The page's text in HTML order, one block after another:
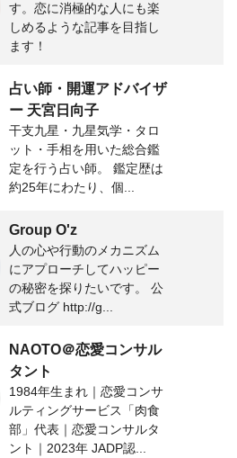
す。恋に消極的な人にも楽
しめるような記事を目指し
ます！
占い師・開運アドバイザ
ー 天宮日向子
干支九星・九星気学・タロ
ット・手相を用いた総合鑑
定を行う占い師。 鑑定歴は
約25年にわたり、個...
Group O'z
人の心や行動のメカニズム
にアプローチしてハッピー
の秘密を探りたいです。 公
式ブログ http://g...
NAOTO＠恋愛コンサル
タント
1984年生まれ｜恋愛コンサ
ルティングサービス「肉食
部」代表｜恋愛コンサルタ
ント｜2023年 JADP認...